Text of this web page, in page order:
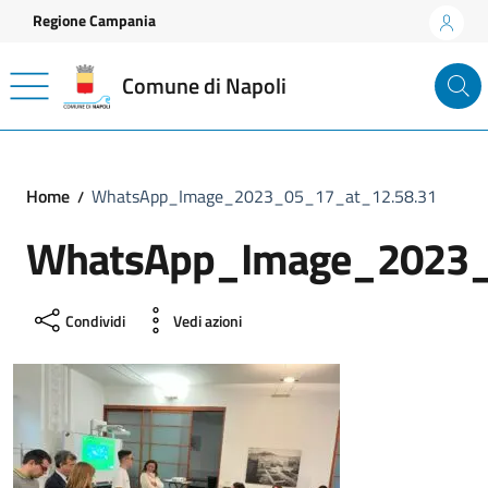
Vai ai contenuti
Vai al footer
Regione Campania
Comune di Napoli
Home WhatsApp_Image_2023_05_17_at_12.58.31
Condividi Vedi azioni